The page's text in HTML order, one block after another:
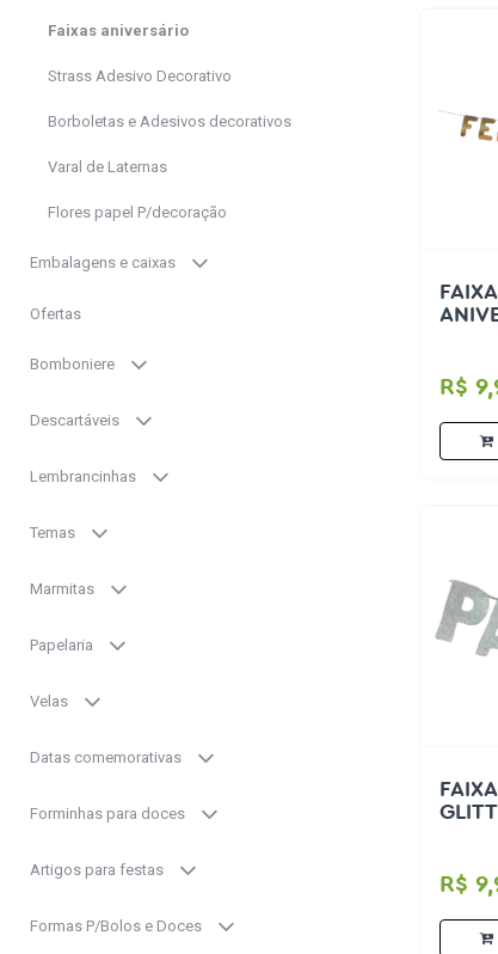
Faixas aniversário
Strass Adesivo Decorativo
Borboletas e Adesivos decorativos
Varal de Laternas
Flores papel P/decoração
Embalagens e caixas
Ofertas
Bomboniere
Descartáveis
Lembrancinhas
Temas
Marmitas
Papelaria
Velas
Datas comemorativas
Forminhas para doces
Artigos para festas
Formas P/Bolos e Doces
R$
R$